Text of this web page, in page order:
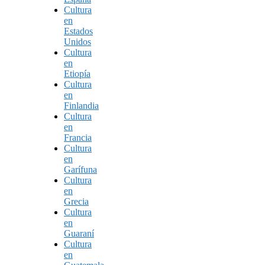
Cultura
en
Estados
Unidos
Cultura
en
Etiopía
Cultura
en
Finlandia
Cultura
en
Francia
Cultura
en
Garífuna
Cultura
en
Grecia
Cultura
en
Guaraní
Cultura
en